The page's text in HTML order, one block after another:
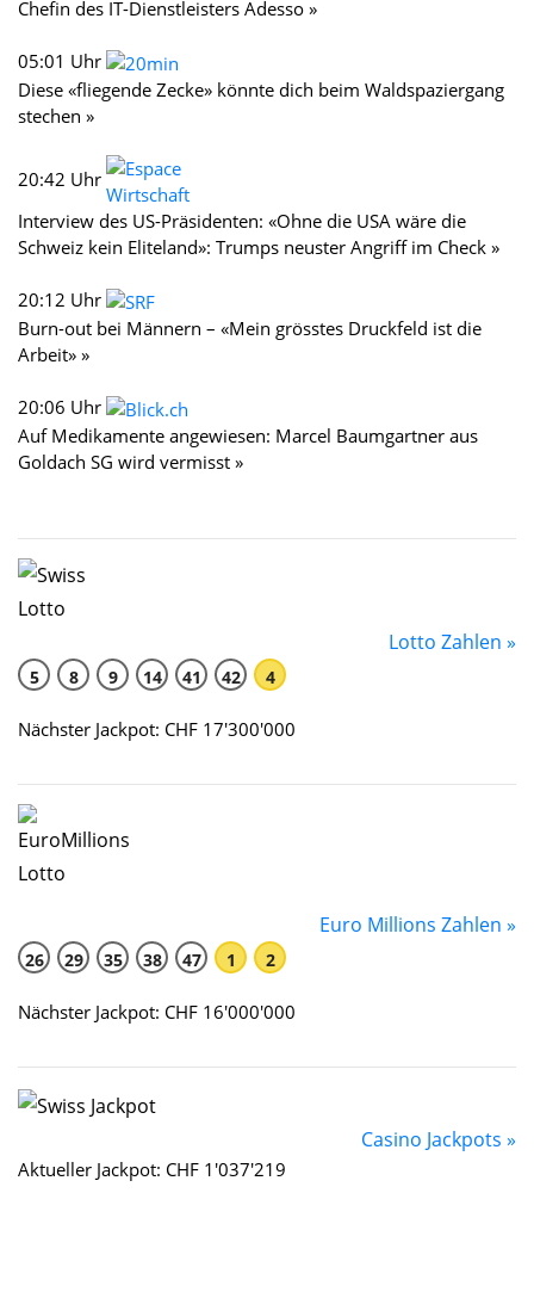
Chefin des IT-Dienstleisters Adesso »
05:01 Uhr
Diese «fliegende Zecke» könnte dich beim Waldspaziergang
stechen »
20:42 Uhr
Interview des US-Präsidenten: «Ohne die USA wäre die
Schweiz kein Eliteland»: Trumps neuster Angriff im Check »
20:12 Uhr
Burn-out bei Männern – «Mein grösstes Druckfeld ist die
Arbeit» »
20:06 Uhr
Auf Medikamente angewiesen: Marcel Baumgartner aus
Goldach SG wird vermisst »
Lotto Zahlen »
5 8 9 14 41 42 4
Nächster Jackpot: CHF 17'300'000
Euro Millions Zahlen »
26 29 35 38 47 1 2
Nächster Jackpot: CHF 16'000'000
Casino Jackpots »
Aktueller Jackpot: CHF 1'037'219